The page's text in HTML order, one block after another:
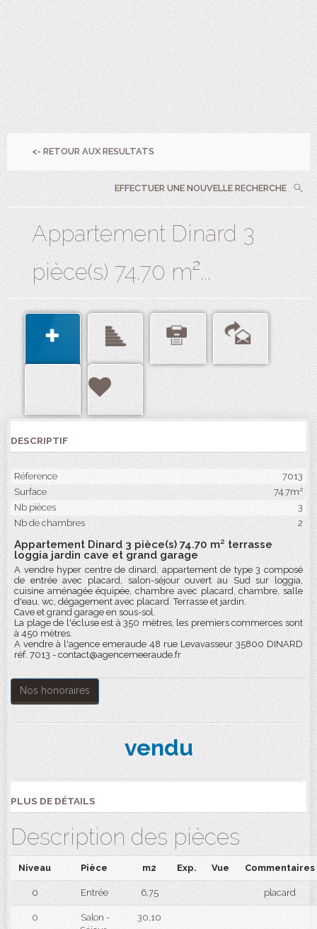
<- RETOUR AUX RESULTATS
EFFECTUER UNE NOUVELLE RECHERCHE
Appartement Dinard 3
pièce(s) 74.70 m²...
DESCRIPTIF
Réference
7013
Surface
74.7m²
Nb pièces
3
Nb de chambres
2
Appartement Dinard 3 pièce(s) 74.70 m² terrasse
loggia jardin cave et grand garage
A vendre hyper centre de dinard, appartement de type 3 composé
de entrée avec placard, salon-séjour ouvert au Sud sur loggia,
cuisine aménagée équipée, chambre avec placard, chambre, salle
d'eau, wc, dégagement avec placard. Terrasse et jardin.
Cave et grand garage en sous-sol.
La plage de l'écluse est à 350 mètres, les premiers commerces sont
à 450 mètres.
A vendre à l'agence emeraude 48 rue Levavasseur 35800 DINARD
réf. 7013 - contact@agencemeeraude.fr
Nos honoraires
vendu
PLUS DE DÉTAILS
Description des pièces
Niveau Pièce m2 Exp. Vue Commentaires
0 Entrée 6,75 placard
0
Salon -
30,10